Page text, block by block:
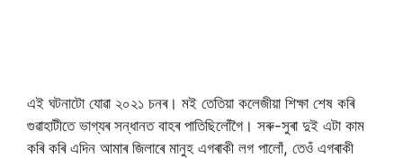
এই ঘটনাটো যোৱা ২০২১ চনৰ। মই তেতিয়া কলেজীয়া শিক্ষা শেষ কৰি
গুৱাহাটীতে ভাগ্যৰ সন্ধানত বাহৰ পাতিছিলোঁগৈ। সৰু-সুৰা দুই এটা কাম
কৰি কৰি এদিন আমাৰ জিলাৰে মানুহ এগৰাকী লগ পালোঁ, তেওঁ এগৰাকী